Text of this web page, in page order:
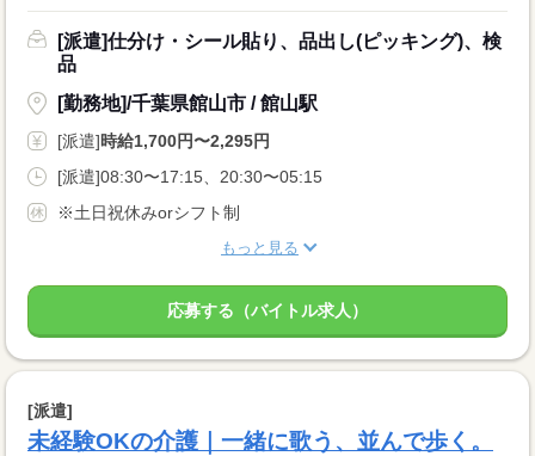
[派遣]仕分け・シール貼り、品出し(ピッキング)、検
品
[勤務地]/千葉県館山市 / 館山駅
[派遣]時給1,700円〜2,295円
[派遣]08:30〜17:15、20:30〜05:15
※土日祝休みorシフト制
もっと見る
応募する（バイトル求人）
[派遣]
未経験OKの介護｜一緒に歌う、並んで歩く。